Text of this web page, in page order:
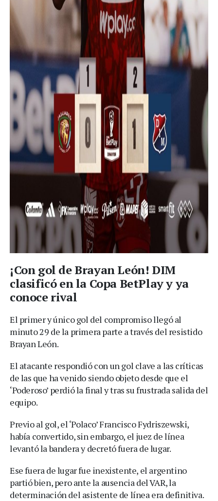
¡Con gol de Brayan León! DIM
clasificó en la Copa BetPlay y ya
conoce rival
El primer y único gol del compromiso llegó al
minuto 29 de la primera parte a través del resistido
Brayan León.
El atacante respondió con un gol clave a las críticas
de las que ha venido siendo objeto desde que el
‘Poderoso’ perdió la final y tras su frustrada salida del
equipo.
Previo al gol, el ‘Polaco’ Francisco Fydriszewski,
había convertido, sin embargo, el juez de línea
levantó la bandera y decretó fuera de lugar.
Ese fuera de lugar fue inexistente, el argentino
partió bien, pero ante la ausencia del VAR, la
determinación del asistente de línea era definitiva.